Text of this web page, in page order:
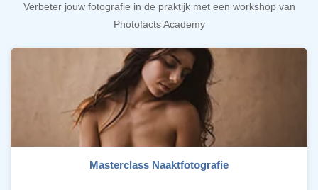
Verbeter jouw fotografie in de praktijk met een workshop van
Photofacts Academy
Masterclass Naaktfotografie